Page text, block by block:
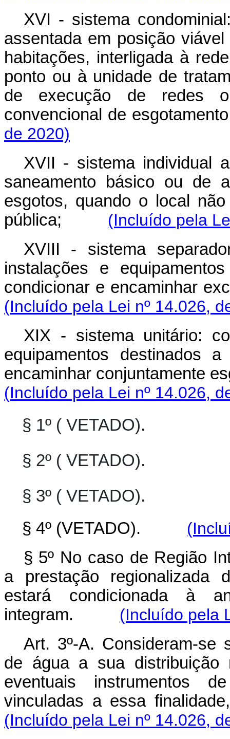
XVI - sistema
assentada em posição
habitações, interligada à
ponto ou à unidade de
de execução de redes
convencional de
de 2020)
XVII - sistema individual
saneamento básico ou de
esgotos, quando o local
pública;
(Incluído pela
XVIII - sistema
instalações e
condicionar e encaminhar
(Incluído pela Lei nº 14.026,
XIX - sistema unitário:
equipamentos destinados
encaminhar conjuntamente
(Incluído pela Lei nº 14.026,
§ 1º ( VETADO).
§ 2º ( VETADO).
§ 3º ( VETADO).
§ 4º (VETADO).
§ 5º No caso de Região
a prestação regionalizada
estará condicionada à
integram.
(Incluído pela
Art. 3º-A. Consideram-se
de água a sua distribuição
eventuais instrumentos
vinculadas a essa
(Incluído pela Lei nº 14.026,